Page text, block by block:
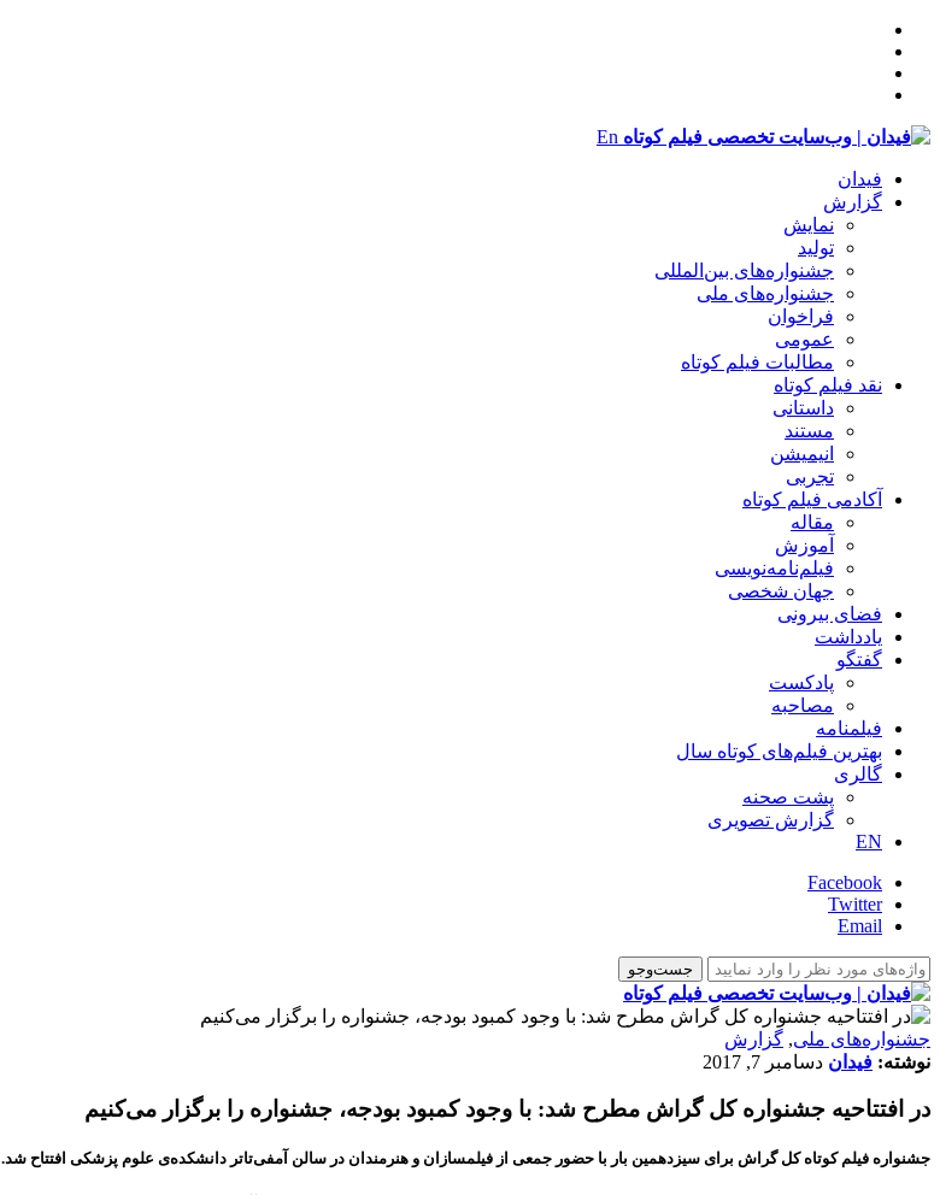
En
فیدان
گزارش
نمایش
تولید
‌‌جشنواره‌های بین‌المللی
جشنواره‌های ملی
فراخوان
عمومی
مطالبات فیلم کوتاه
نقد فیلم کوتاه
داستانی
مستند
انیمیشن
تجربی
آکادمی فیلم کوتاه
مقاله
آموزش
فیلم‌نامه‌نویسی
جهان شخصی
فضای بیرونی
یادداشت
گفتگو
پادکست
مصاحبه
فیلمنامه
بهترین فیلم‌های کوتاه سال
گالری
پشت صحنه
گزارش تصویری
EN
Facebook
Twitter
Email
جشنواره‌های ملی, گزارش
نوشته: فیدان دسامبر 7, 2017
در افتتاحیه جشنواره کل گراش مطرح شد: با وجود کمبود بودجه، جشنواره را برگزار می‌کنیم
جشنواره فیلم کوتاه کل گراش برای سیزدهمین بار با حضور جمعی از فیلمسازان و هنرمندان در سالن آمفی‌تاتر دانشکده‌ی علوم پزشکی افتتاح شد.